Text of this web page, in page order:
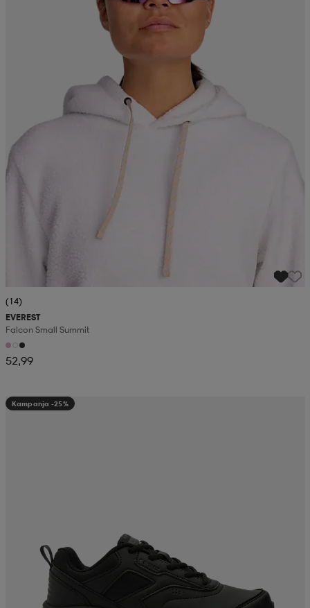
(14)
EVEREST
Falcon Small Summit
52,99
Kampanja -25%